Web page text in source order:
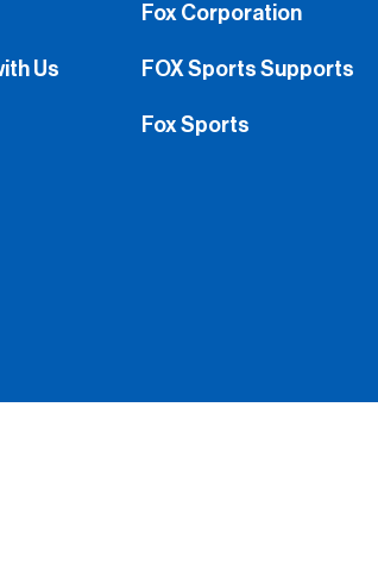
Us
Fox Corporation
FOX Sports Supports
Fox Sports